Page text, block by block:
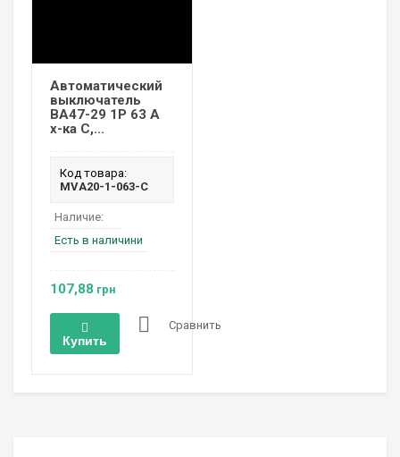
Автоматический
выключатель
ВА47-29 1P 63 А
х-ка C,...
Код товара:
MVA20-1-063-C
Наличие:
Есть в наличини
107,88 грн
Купить
Сравнить